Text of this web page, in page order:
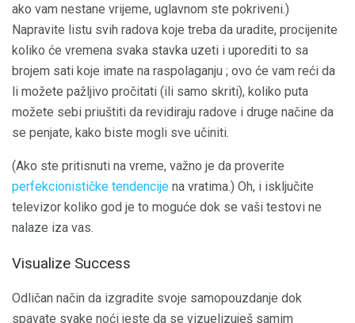
ako vam nestane vrijeme, uglavnom ste pokriveni.)
Napravite listu svih radova koje treba da uradite, procijenite
koliko će vremena svaka stavka uzeti i uporediti to sa
brojem sati koje imate na raspolaganju ; ovo će vam reći da
li možete pažljivo pročitati (ili samo skriti), koliko puta
možete sebi priuštiti da revidiraju radove i druge načine da
se penjate, kako biste mogli sve učiniti.
(Ako ste pritisnuti na vreme, važno je da proverite
perfekcionističke tendencije na vratima.) Oh, i isključite
televizor koliko god je to moguće dok se vaši testovi ne
nalaze iza vas.
Visualize Success
Odličan način da izgradite svoje samopouzdanje dok
spavate svake noći jeste da se vizuelizuješ samim